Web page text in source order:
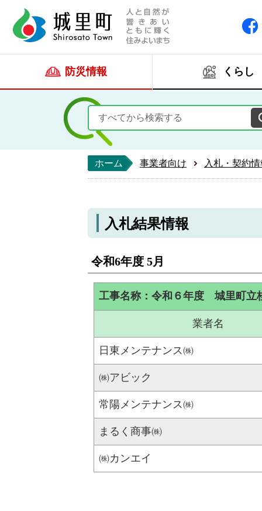
防災情報 くらし
ホーム 事業者向け 入札・契約
入札結果情報
令和6年度 5月
工事名称：令和６年度 城里町立
業者名
日東メンテナンス㈱
㈱アビック
常陽メンテナンス㈱
まるく商事㈱
㈱カンエイ